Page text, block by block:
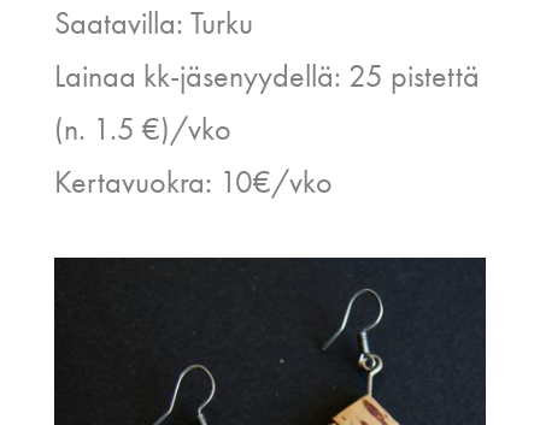
Saatavilla: Turku
Lainaa kk-jäsenyydellä: 25 pistettä
(n. 1.5 €)/vko
Kertavuokra: 10€/vko